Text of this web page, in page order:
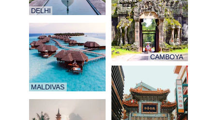
CAMBOYA
DELHI
MALDIVAS